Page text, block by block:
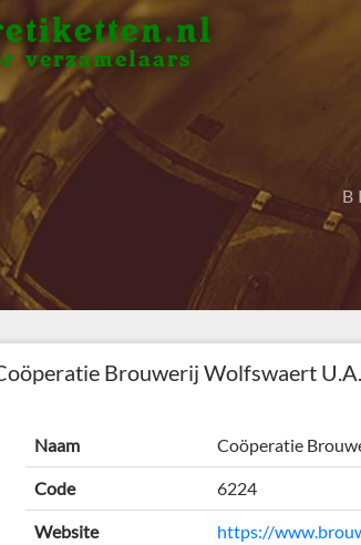
verzamelaars
Brouwerij Wolfswaert U.A.
Naam Coöperatie
Code 6224
Website https://